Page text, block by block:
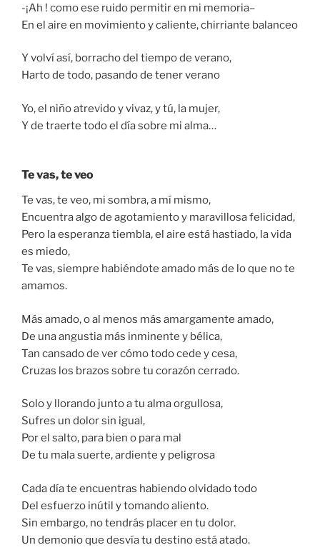
-¡Ah ! como ese ruido permitir en mi memoria–
En el aire en movimiento y caliente, chirriante balanceo
Y volví así, borracho del tiempo de verano,
Harto de todo, pasando de tener verano
Yo, el niño atrevido y vivaz, y tú, la mujer,
Y de traerte todo el día sobre mi alma…
Te vas, te veo
Te vas, te veo, mi sombra, a mí mismo,
Encuentra algo de agotamiento y maravillosa felicidad,
Pero la esperanza tiembla, el aire está hastiado, la vida
es miedo,
Te vas, siempre habiéndote amado más de lo que no te
amamos.
Más amado, o al menos más amargamente amado,
De una angustia más inminente y bélica,
Tan cansado de ver cómo todo cede y cesa,
Cruzas los brazos sobre tu corazón cerrado.
Solo y llorando junto a tu alma orgullosa,
Sufres un dolor sin igual,
Por el salto, para bien o para mal
De tu mala suerte, ardiente y peligrosa
Cada día te encuentras habiendo olvidado todo
Del esfuerzo inútil y tomando aliento.
Sin embargo, no tendrás placer en tu dolor.
Un demonio que desvía tu destino está atado.